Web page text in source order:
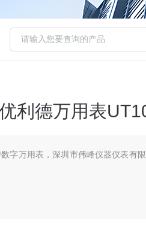
利德万用表
字万用表，深圳市伟峰仪器仪表有